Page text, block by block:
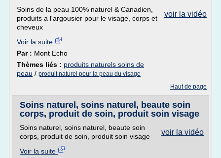
voir la vidéo
Soins de la peau 100% naturel & Canadien,
produits a l'argousier pour le visage, corps et
cheveux
Voir la suite
Par : Mont Echo
Thèmes liés : produits naturels soins de
peau / produit naturel pour la peau du visage
Haut de page
Soins naturel, soins naturel, beaute soin
corps, produit de soin, produit soin visage
voir la vidéo
Soins naturel, soins naturel, beaute soin
corps, produit de soin, produit soin visage
Voir la suite